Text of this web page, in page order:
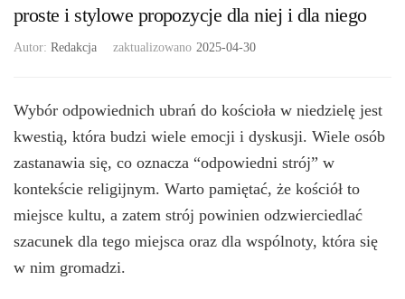
proste i stylowe propozycje dla niej i dla niego
Autor: Redakcja zaktualizowano 2025-04-30
Wybór odpowiednich ubrań do kościoła w niedzielę jest
kwestią, która budzi wiele emocji i dyskusji. Wiele osób
zastanawia się, co oznacza “odpowiedni strój” w
kontekście religijnym. Warto pamiętać, że kościół to
miejsce kultu, a zatem strój powinien odzwierciedlać
szacunek dla tego miejsca oraz dla wspólnoty, która się
w nim gromadzi.